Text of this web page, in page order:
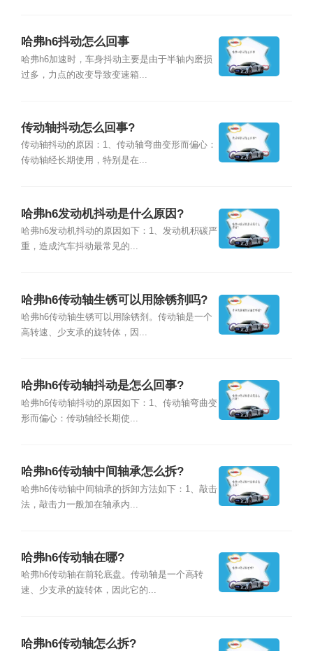
哈弗h6抖动怎么回事
哈弗h6加速时，车身抖动主要是由于半轴内磨损
过多，力点的改变导致变速箱...
传动轴抖动怎么回事?
传动轴抖动的原因：1、传动轴弯曲变形而偏心：
传动轴经长期使用，特别是在...
哈弗h6发动机抖动是什么原因?
哈弗h6发动机抖动的原因如下：1、发动机积碳严
重，造成汽车抖动最常见的...
哈弗h6传动轴生锈可以用除锈剂吗?
哈弗h6传动轴生锈可以用除锈剂。传动轴是一个
高转速、少支承的旋转体，因...
哈弗h6传动轴抖动是怎么回事?
哈弗h6传动轴抖动的原因如下：1、传动轴弯曲变
形而偏心：传动轴经长期使...
哈弗h6传动轴中间轴承怎么拆?
哈弗h6传动轴中间轴承的拆卸方法如下：1、敲击
法，敲击力一般加在轴承内...
哈弗h6传动轴在哪?
哈弗h6传动轴在前轮底盘。传动轴是一个高转
速、少支承的旋转体，因此它的...
哈弗h6传动轴怎么拆?